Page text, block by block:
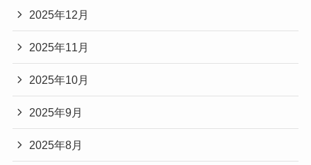
2025年12月
2025年11月
2025年10月
2025年9月
2025年8月